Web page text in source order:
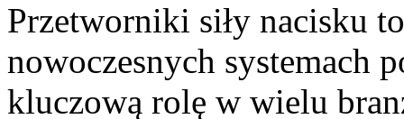
Przetworniki siły nacisku
nowoczesnych systemach
kluczową rolę w wielu